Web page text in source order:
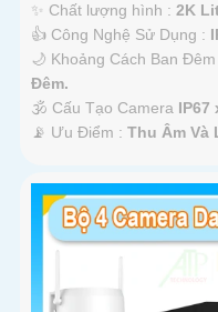
✨ Chất lượng hình : 2K
👍 Công Nghệ Sử Dụng :
🌙 Khoảng Cách Ban Đêm
Ðêm.
🕉️ Cấu Tạo Camera IP67
️📡 Ưu Điểm : Thu Âm Và